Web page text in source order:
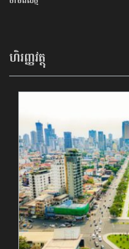
ហិរញ្ញវត្ថុ